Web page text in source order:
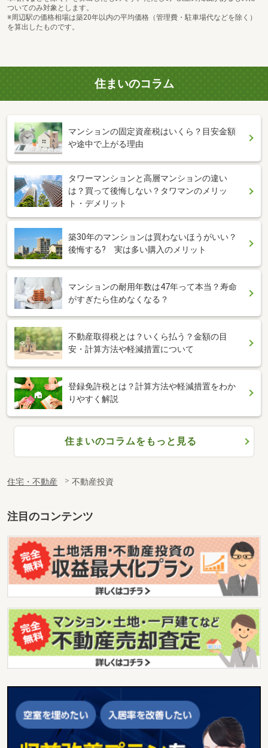
ついてのみ対象とします。
※周辺駅の価格相場は築20年以内の平均価格（管理費・駐車場代などを除く）
を算出したものです。
住まいのコラム
マンションの固定資産税はいくら？目安金額
や途中で上がる理由
タワーマンションと高層マンションの違い
は？買って後悔しない？タワマンのメリッ
ト・デメリット
築30年のマンションは買わないほうがいい？
後悔する? 実は多い購入のメリット
マンションの耐用年数は47年って本当？寿命
がすぎたら住めなくなる？
不動産取得税とは？いくら払う？金額の目
安・計算方法や軽減措置について
登録免許税とは？計算方法や軽減措置をわか
りやすく解説
住まいのコラムをもっと見る
住宅・不動産 不動産投資
注目のコンテンツ